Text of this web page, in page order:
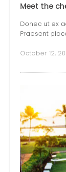
Meet the
Donec ut ex
Praesent
October 12,